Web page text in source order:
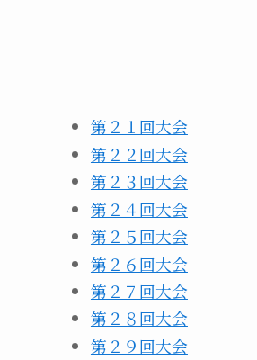
第２１回大会
第２２回大会
第２３回大会
第２４回大会
第２５回大会
第２６回大会
第２７回大会
第２８回大会
第２９回大会